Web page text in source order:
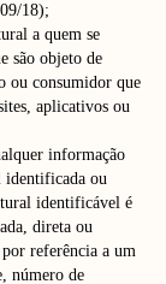
18);
a quem se
são objeto de
ou consumidor que
aplicativos ou
informação
identificada ou
identificável é
direta ou
referência a um
número de